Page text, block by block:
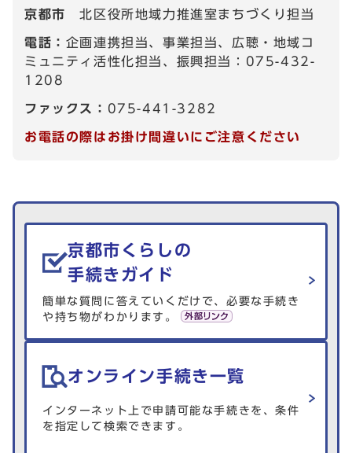
京都市北区役所地域力推進室まちづくり担当
電話： 企画連携担当、事業担当、広聴・地域コ
ミュニティ活性化担当、振興担当：075-432-
1208
ファックス： 075-441-3282
お電話の際はお掛け間違いにご注意ください
生活情報を探す
京都市くらしの
手続きガイド
簡単な質問に答えていくだけで、必要な手続き
や持ち物がわかります。
オンライン手続き一覧
インターネット上で申請可能な手続きを、条件
を指定して検索できます。